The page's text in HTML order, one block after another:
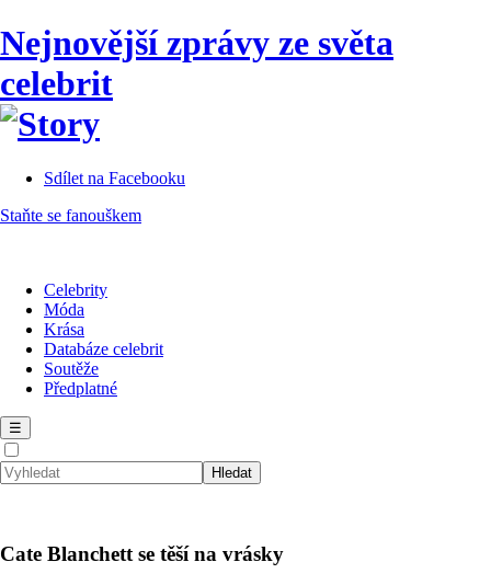
Nejnovější zprávy ze světa
celebrit
Sdílet na Facebooku
Staňte se fanouškem
Celebrity
Móda
Krása
Databáze celebrit
Soutěže
Předplatné
☰
Cate Blanchett se těší na vrásky